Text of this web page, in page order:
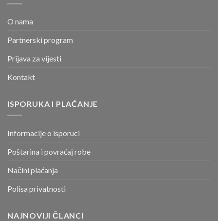
O nama
Partnerski program
Prijava za vijesti
Kontakt
ISPORUKA I PLAĆANJE
Informacije o isporuci
Poštarina i povraćaj robe
Načini plaćanja
Polisa privatnosti
NAJNOVIJI ČLANCI